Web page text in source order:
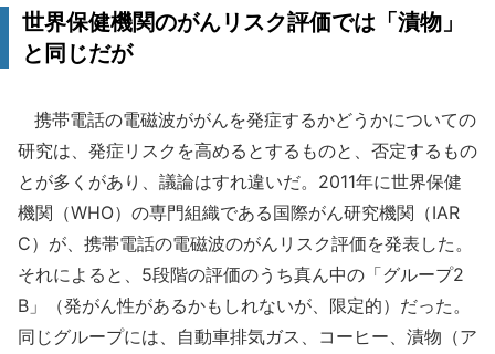
世界保健機関のがんリスク評価では「漬物」
と同じだが
携帯電話の電磁波ががんを発症するかどうかについての
研究は、発症リスクを高めるとするものと、否定するもの
とが多くがあり、議論はすれ違いだ。2011年に世界保健
機関（WHO）の専門組織である国際がん研究機関（IAR
C）が、携帯電話の電磁波のがんリスク評価を発表した。
それによると、5段階の評価のうち真ん中の「グループ2
B」（発がん性があるかもしれないが、限定的）だった。
同じグループには、自動車排気ガス、コーヒー、漬物（ア